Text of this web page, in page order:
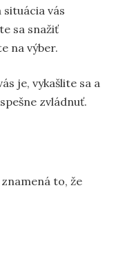
vás
sa snažiť
na výber.
je, vykašlite sa a
zvládnuť.
to, že